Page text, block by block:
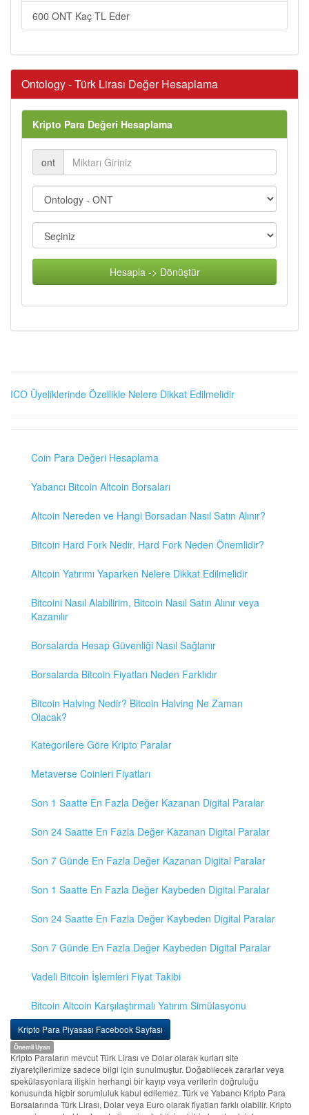
600 ONT Kaç TL Eder
Ontology - Türk Lirası Değer Hesaplama
Kripto Para Değeri Hesaplama
ont
Hesapla -> Dönüştür
ICO Üyeliklerinde Özellikle Nelere Dikkat Edilmelidir
Coin Para Değeri Hesaplama
Yabancı Bitcoin Altcoin Borsaları
Altcoin Nereden ve Hangi Borsadan Nasıl Satın Alınır?
Bitcoin Hard Fork Nedir, Hard Fork Neden Önemlidir?
Altcoin Yatırımı Yaparken Nelere Dikkat Edilmelidir
Bitcoini Nasıl Alabilirim, Bitcoin Nasıl Satın Alınır veya
Kazanılır
Borsalarda Hesap Güvenliği Nasıl Sağlanır
Borsalarda Bitcoin Fiyatları Neden Farklıdır
Bitcoin Halving Nedir? Bitcoin Halving Ne Zaman
Olacak?
Kategorilere Göre Kripto Paralar
Metaverse Coinleri Fiyatları
Son 1 Saatte En Fazla Değer Kazanan Digital Paralar
Son 24 Saatte En Fazla Değer Kazanan Digital Paralar
Son 7 Günde En Fazla Değer Kazanan Digital Paralar
Son 1 Saatte En Fazla Değer Kaybeden Digital Paralar
Son 24 Saatte En Fazla Değer Kaybeden Digital Paralar
Son 7 Günde En Fazla Değer Kaybeden Digital Paralar
Vadeli Bitcoin İşlemleri Fiyat Takibi
Bitcoin Altcoin Karşılaştırmalı Yatırım Simülasyonu
Kripto Para Piyasası Facebook Sayfası
Önemli Uyarı
Kripto Paraların mevcut Türk Lirası ve Dolar olarak kurları site
ziyaretçilerimize sadece bilgi için sunulmuştur. Doğabilecek zararlar veya
spekülasyonlara ilişkin herhangi bir kayıp veya verilerin doğruluğu
konusunda hiçbir sorumluluk kabul edilemez. Türk ve Yabancı Kripto Para
Borsalarında Türk Lirası, Dolar veya Euro olarak fiyatları farklı olabilir. Kripto